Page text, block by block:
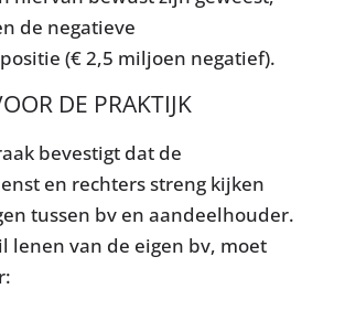
de negatieve
(€ 2,5 miljoen negatief).
DE PRAKTIJK
bevestigt dat de
en rechters streng kijken
tussen bv en aandeelhouder.
lenen van de eigen bv, moet